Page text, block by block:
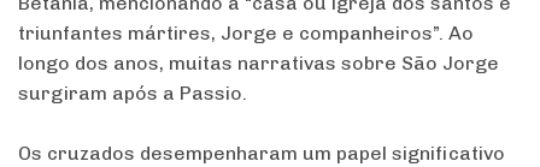
triunfantes mártires, Jorge e companheiros”. Ao
longo dos anos, muitas narrativas sobre São Jorge
surgiram após a Passio.
Os cruzados desempenharam um papel significativo